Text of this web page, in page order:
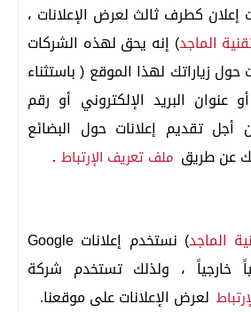
كطرف ثالث لعرض الإعلانات ،
الماجد) إنه يحق لهذه الشركات
زياراتك لهذا الموقع ( باستثناء
عنوان البريد الإلكتروني أو رقم
تقديم إعلانات حول البضائع
عن طريق ملف تعريف الإرتباط .
الماجد)
نستخدم إعلانات Google
خارجياً ، ولذلك تستخدم شركة
لعرض الإعلانات على موقعنا.